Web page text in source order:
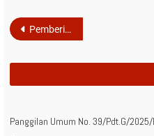
Post
navigation
Pemberitahuan Relaas Panggilan Sidang (Panggilan Umum) Kepada Tergugat Perkara Nomor : 1/Pdt.G/2026/PN Tlk atas nama PONIMI
Panggilan Umum No. 39/Pdt.G/2025/